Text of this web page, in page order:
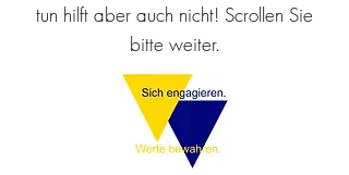
tun hilft aber auch nicht! Scrollen Sie
bitte weiter.